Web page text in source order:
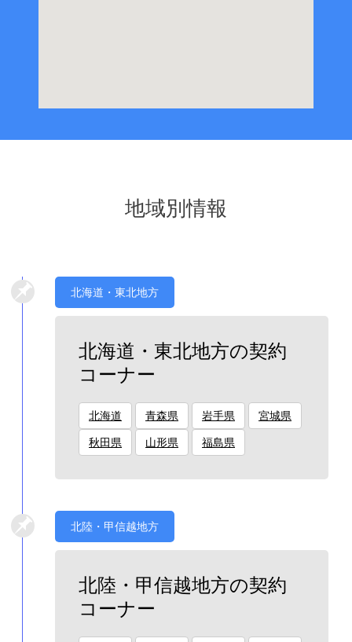
地域別情報
北海道・東北地方
北海道・東北地方の契約
コーナー
北海道 青森県 岩手県 宮城県
秋田県 山形県 福島県
北陸・甲信越地方
北陸・甲信越地方の契約
コーナー